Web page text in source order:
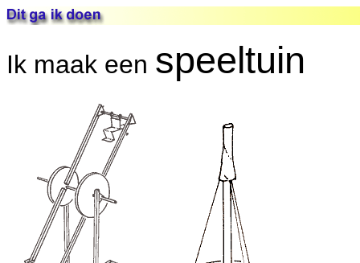
Ik maak een speeltuin